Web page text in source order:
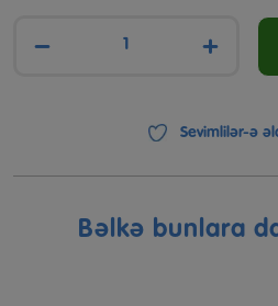
− +
Sevimlilər-ə
Bəlkə bunlara